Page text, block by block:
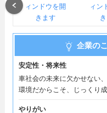
企業の
安定性・将来性
車社会の未来に欠かせない
環境だからこそ、じっくり
やりがい